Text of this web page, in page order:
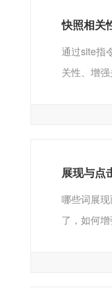
快照相关
通过site指
关性、增
展现与点
哪些词展
了，如何